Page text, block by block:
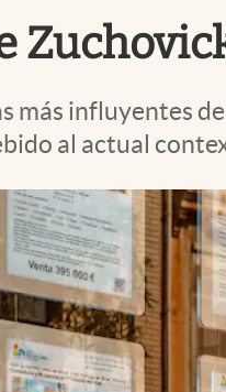
más influyentes
al actual